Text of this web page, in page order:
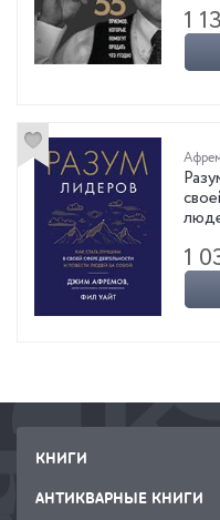
1
1
КНИГИ
АНТИКВАРНЫЕ КНИГИ